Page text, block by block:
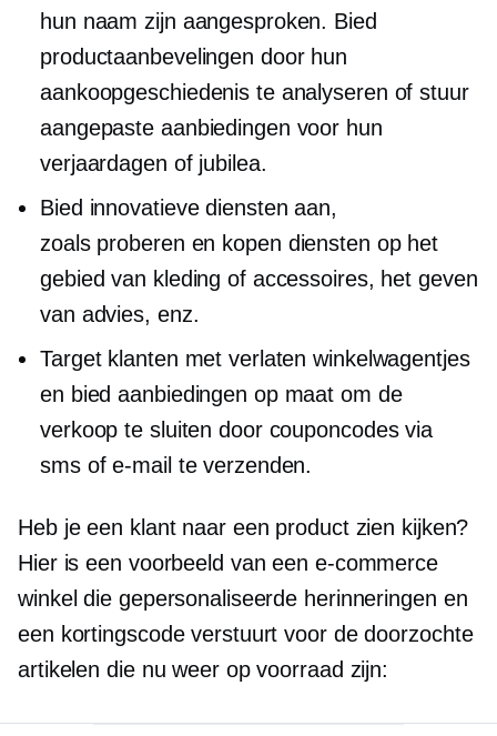
hun naam zijn aangesproken. Bied
productaanbevelingen door hun
aankoopgeschiedenis te analyseren of stuur
aangepaste aanbiedingen voor hun
verjaardagen of jubilea.
Bied innovatieve diensten aan,
zoals proberen en kopen diensten op het
gebied van kleding of accessoires, het geven
van advies, enz.
Target klanten met verlaten winkelwagentjes
en bied aanbiedingen op maat om de
verkoop te sluiten door couponcodes via
sms of e-mail te verzenden.
Heb je een klant naar een product zien kijken?
Hier is een voorbeeld van een e-commerce
winkel die gepersonaliseerde herinneringen en
een kortingscode verstuurt voor de doorzochte
artikelen die nu weer op voorraad zijn: